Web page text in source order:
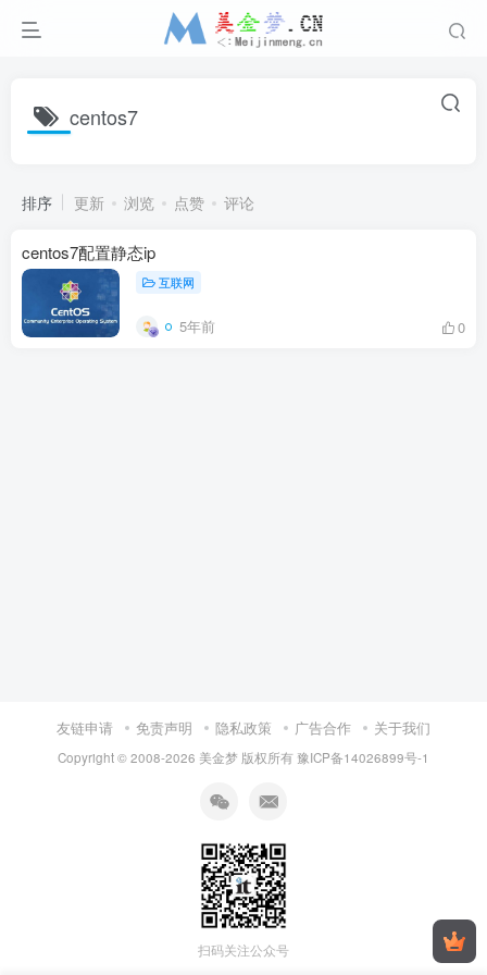
centos7
排序 更新 浏览 点赞 评论
centos7配置静态ip
互联网
5年前 0
友链申请 免责声明 隐私政策 广告合作 关于我们
Copyright © 2008-2026 美金梦 版权所有 豫ICP备14026899号-1
扫码关注公众号